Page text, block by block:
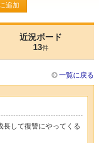
追加
近況ボード
13件
一覧に戻る
して復讐にやってくる